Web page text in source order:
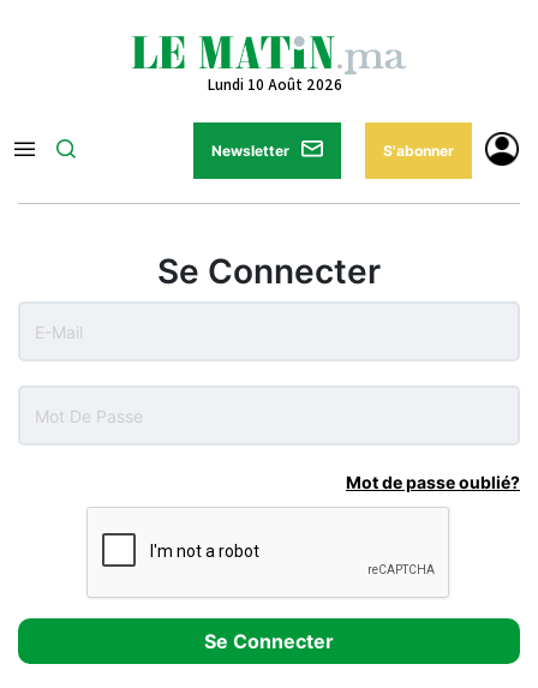
Lundi 10 Août 2026
Newsletter S'abonner
Se Connecter
Mot de passe oublié?